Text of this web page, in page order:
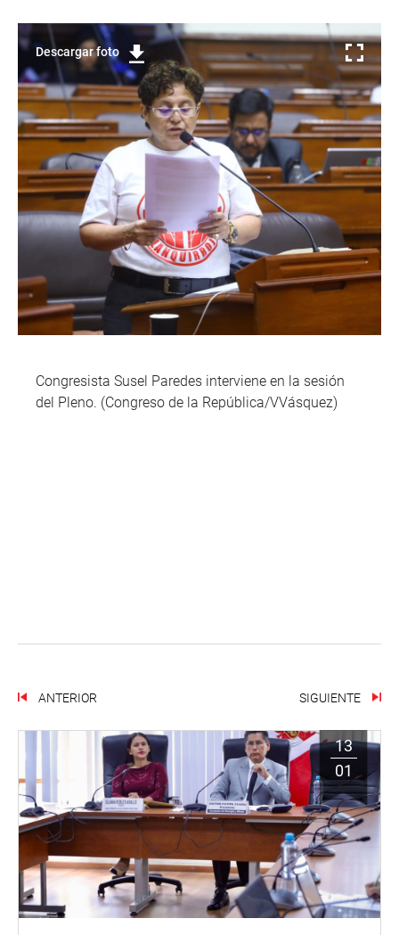
Descargar foto
Congresista Susel Paredes interviene en la sesión
del Pleno. (Congreso de la República/VVásquez)
ANTERIOR SIGUIENTE
13
01